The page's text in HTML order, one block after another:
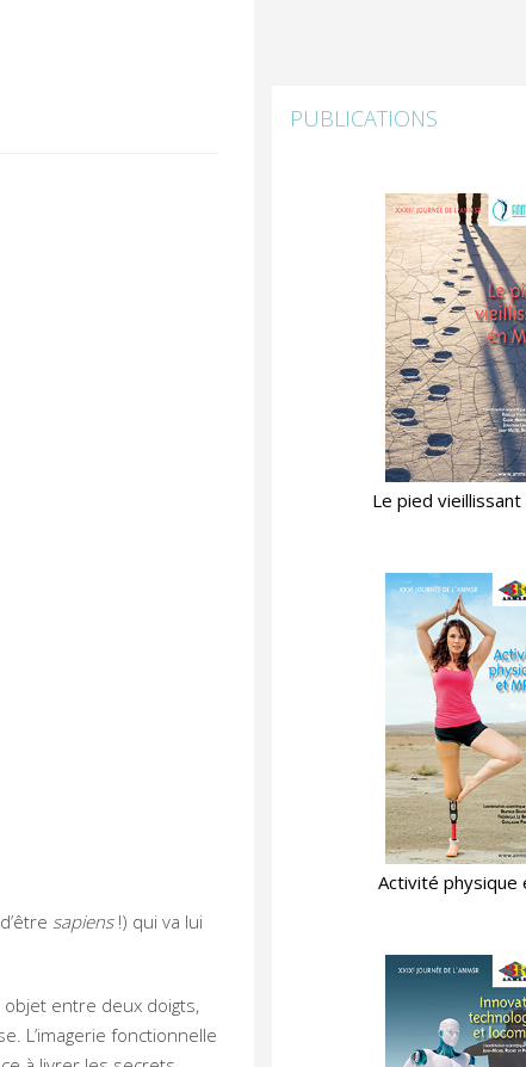
sapiens !) qui va lui
objet entre deux doigts,
L’imagerie fonctionnelle
PUBLICATIONS
Le pied vieillissant
Activité physique